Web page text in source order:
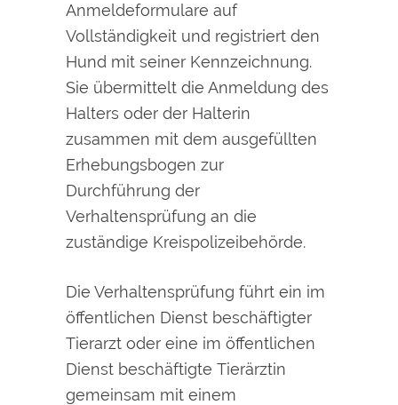
Anmeldeformulare auf
Vollständigkeit und registriert den
Hund mit seiner Kennzeichnung.
Sie übermittelt die Anmeldung des
Halters oder der Halterin
zusammen mit dem ausgefüllten
Erhebungsbogen zur
Durchführung der
Verhaltensprüfung an die
zuständige Kreispolizeibehörde.
Die Verhaltensprüfung führt ein im
öffentlichen Dienst beschäftigter
Tierarzt oder eine im öffentlichen
Dienst beschäftigte Tierärztin
gemeinsam mit einem